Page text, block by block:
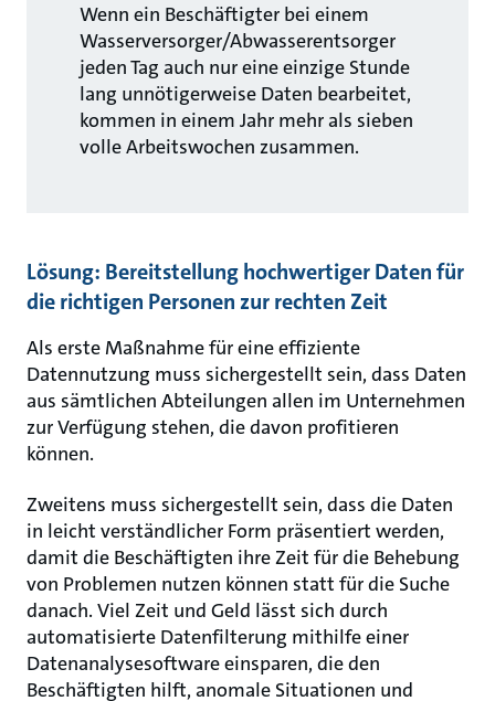
Wenn ein Beschäftigter bei einem
Wasserversorger/Abwasserentsorger
jeden Tag auch nur eine einzige Stunde
lang unnötigerweise Daten bearbeitet,
kommen in einem Jahr mehr als sieben
volle Arbeitswochen zusammen.
Lösung: Bereitstellung hochwertiger Daten für
die richtigen Personen zur rechten Zeit
Als erste Maßnahme für eine effiziente
Datennutzung muss sichergestellt sein, dass Daten
aus sämtlichen Abteilungen allen im Unternehmen
zur Verfügung stehen, die davon profitieren
können.
Zweitens muss sichergestellt sein, dass die Daten
in leicht verständlicher Form präsentiert werden,
damit die Beschäftigten ihre Zeit für die Behebung
von Problemen nutzen können statt für die Suche
danach. Viel Zeit und Geld lässt sich durch
automatisierte Datenfilterung mithilfe einer
Datenanalysesoftware einsparen, die den
Beschäftigten hilft, anomale Situationen und